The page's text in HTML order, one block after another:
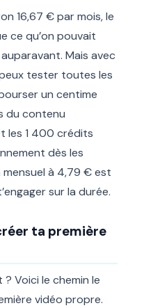
16,67 € par mois, le
ce qu’on pouvait
Mais avec
tester toutes les
un centime
du contenu
les 1 400 crédits
dès les
mensuel à 4,79 € est
sur la durée.
ta première
? Voici le chemin le
vidéo propre.